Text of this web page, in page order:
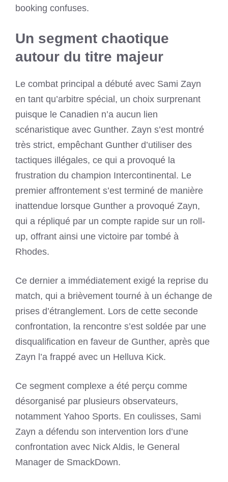
booking confuses.
Un segment chaotique
autour du titre majeur
Le combat principal a débuté avec Sami Zayn
en tant qu’arbitre spécial, un choix surprenant
puisque le Canadien n’a aucun lien
scénaristique avec Gunther. Zayn s’est montré
très strict, empêchant Gunther d’utiliser des
tactiques illégales, ce qui a provoqué la
frustration du champion Intercontinental. Le
premier affrontement s’est terminé de manière
inattendue lorsque Gunther a provoqué Zayn,
qui a répliqué par un compte rapide sur un roll-
up, offrant ainsi une victoire par tombé à
Rhodes.
Ce dernier a immédiatement exigé la reprise du
match, qui a brièvement tourné à un échange de
prises d’étranglement. Lors de cette seconde
confrontation, la rencontre s’est soldée par une
disqualification en faveur de Gunther, après que
Zayn l’a frappé avec un Helluva Kick.
Ce segment complexe a été perçu comme
désorganisé par plusieurs observateurs,
notamment Yahoo Sports. En coulisses, Sami
Zayn a défendu son intervention lors d’une
confrontation avec Nick Aldis, le General
Manager de SmackDown.